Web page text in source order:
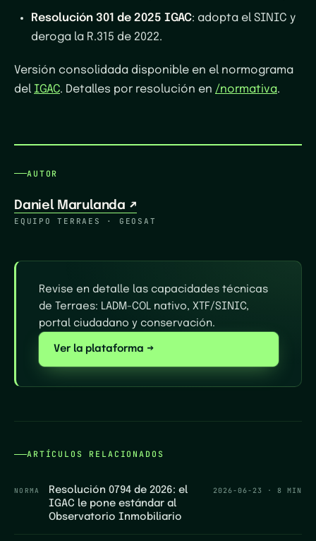
Resolución 301 de 2025 IGAC: adopta el SINIC y
deroga la R.315 de 2022.
Versión consolidada disponible en el normograma
del IGAC. Detalles por resolución en /normativa.
AUTOR
Daniel Marulanda ↗
EQUIPO TERRAES · GEOSAT
Revise en detalle las capacidades técnicas
de Terraes: LADM-COL nativo, XTF/SINIC,
portal ciudadano y conservación.
Ver la plataforma →
ARTÍCULOS RELACIONADOS
NORMA
Resolución 0794 de 2026: el
IGAC le pone estándar al
Observatorio Inmobiliario
2026-06-23 · 8 MIN